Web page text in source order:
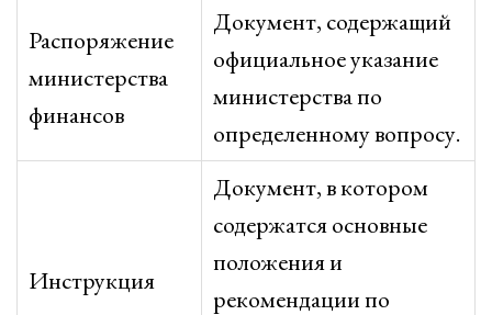
Распоряжение
министерства
финансов
Документ, содержащий
официальное указание
министерства по
определенному вопросу.
Инструкция
Документ, в котором
содержатся основные
положения и
рекомендации по